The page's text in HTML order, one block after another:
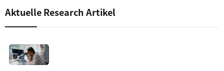
Aktuelle Research Artikel